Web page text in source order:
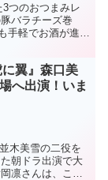
つのおつまみレ
バラチーズ巻
手軽でお酒が進む
翼』森口美
へ出演！いま
木美雪の二役を
朝ドラ出演で大
凛さんは、これ